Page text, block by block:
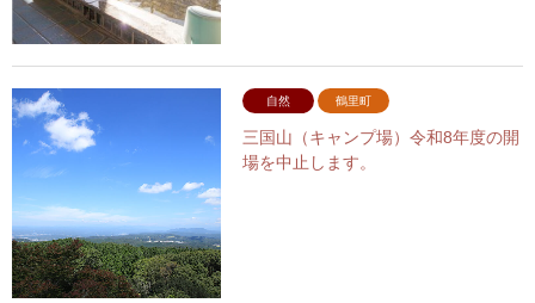
自然 鶴里町
三国山（キャンプ場）令和8年度の開
場を中止します。